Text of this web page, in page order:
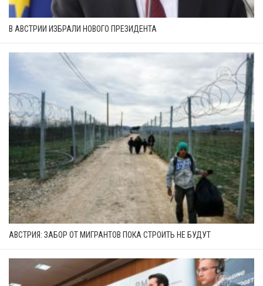
В АВСТРИИ ИЗБРАЛИ НОВОГО ПРЕЗИДЕНТА
АВСТРИЯ: ЗАБОР ОТ МИГРАНТОВ ПОКА СТРОИТЬ НЕ БУДУТ